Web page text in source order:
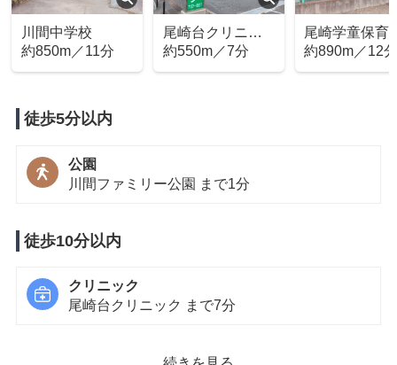
川間中学校
約850m／11分
尾崎台クリニッ
ク
約550m／7分
尾崎学童保育
約890m／12
徒歩5分以内
公園
川間ファミリー公園 まで1分
徒歩10分以内
クリニック
尾崎台クリニック まで7分